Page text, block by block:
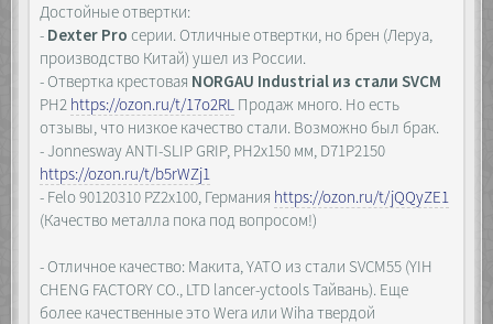
Достойные отвертки:
- Dexter Proсерии. Отличные отвертки, но брен (Леруа,
производство Китай) ушел из России.
- Отвертка крестовая NORGAU Industrial из стали SVCM
PH2 https://ozon.ru/t/17o2RL Продаж много. Но есть
отзывы, что низкое качество стали. Возможно был брак.
- Jonnesway ANTI-SLIP GRIP, PH2x150 мм, D71P2150
https://ozon.ru/t/b5rWZj1
- Felo 90120310 PZ2х100, Германия https://ozon.ru/t/jQQyZE1
(Качество металла пока под вопросом!)
- Отличное качество: Макита, YATO из стали SVCM55 (YIH
CHENG FACTORY CO., LTD lancer-yctools Тайвань). Еще
более качественные это Wera или Wiha твердой